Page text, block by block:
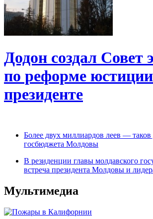
Додон создал Совет
по реформе
президенте
Более двух миллиардов леев —
госбюджета Молдовы
В резиденции главы молдавского
встреча президента Молдовы и
Мультимедиа